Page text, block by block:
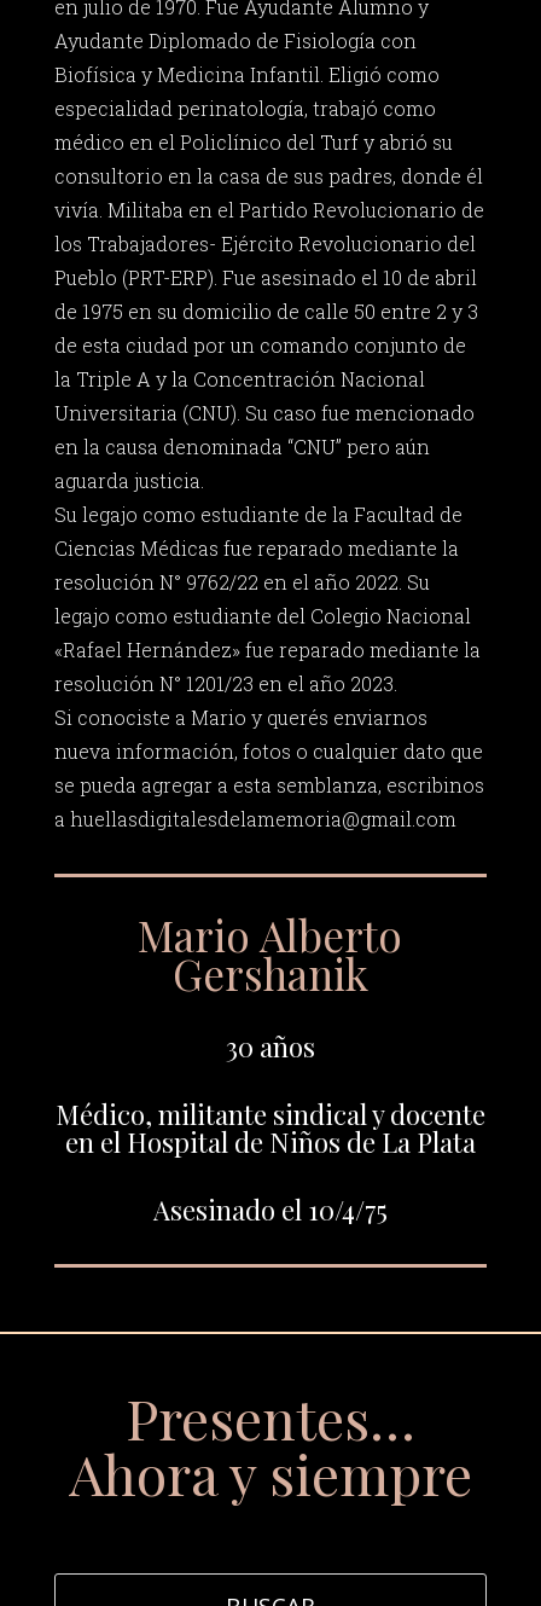
en julio de 1970. Fue Ayudante Alumno y
Ayudante Diplomado de Fisiología con
Biofísica y Medicina Infantil. Eligió como
especialidad perinatología, trabajó como
médico en el Policlínico del Turf y abrió su
consultorio en la casa de sus padres, donde él
vivía. Militaba en el Partido Revolucionario de
los Trabajadores- Ejército Revolucionario del
Pueblo (PRT-ERP). Fue asesinado el 10 de abril
de 1975 en su domicilio de calle 50 entre 2 y 3
de esta ciudad por un comando conjunto de
la Triple A y la Concentración Nacional
Universitaria (CNU). Su caso fue mencionado
en la causa denominada “CNU” pero aún
aguarda justicia.
Su legajo como estudiante de la Facultad de
Ciencias Médicas fue reparado mediante la
resolución N° 9762/22 en el año 2022. Su
legajo como estudiante del Colegio Nacional
«Rafael Hernández» fue reparado mediante la
resolución N° 1201/23 en el año 2023.
Si conociste a Mario y querés enviarnos
nueva información, fotos o cualquier dato que
se pueda agregar a esta semblanza, escribinos
a huellasdigitalesdelamemoria@gmail.com
Mario Alberto
Gershanik
30 años
Médico, militante sindical y docente
en el Hospital de Niños de La Plata
Asesinado el 10/4/75
Presentes…
Ahora y siempre